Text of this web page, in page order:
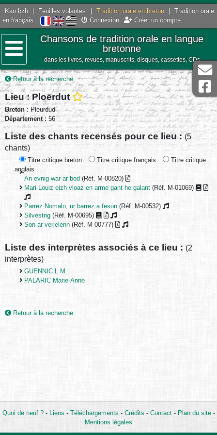
Kan.bzh Feuilles volantes Tradition orale en breton
Tradition orale
en français
Connexion Créer un compte
Menu
Chansons de tradition orale en langue
bretonne
dans les livres, revues, manuscrits, disques, cassettes, CDs
Retour à la recherche
Lieu : Ploërdut
Breton : Pleurdud
Département : 56
Liste des chants recensés pour ce lieu : (5
chants)
Titre critique breton Titre critique français
Titre critique
anglais
An evnig war ar bod (Réf. M-00820)
Mari-Louiz eizh vloaz en arme gant he galant (Réf. M-01069)
Parrez Nomalo, ur barrez a feson (Réf. M-00532)
Silvestrig (Réf. M-00695)
Son ar verjelenn (Réf. M-00777)
Liste des interprètes associés à ce lieu : (2
interprètes)
GUENNIC L.M.
PALARIC Marie-Anne
Retour à la recherche
Quoi de neuf ?- Liens - Téléchargements - Crédits - Contact- Plan du site-
Mentions légales